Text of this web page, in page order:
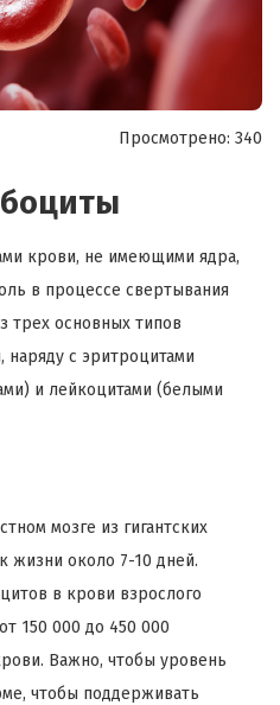
Просмотрено: 340
крови, не имеющими ядра,
в процессе свертывания
трех основных типов
с эритроцитами
и лейкоцитами (белыми
мозге из гигантских
жизни около 7-10 дней.
в крови взрослого
150 000 до 450 000
Важно, чтобы уровень
чтобы поддерживать